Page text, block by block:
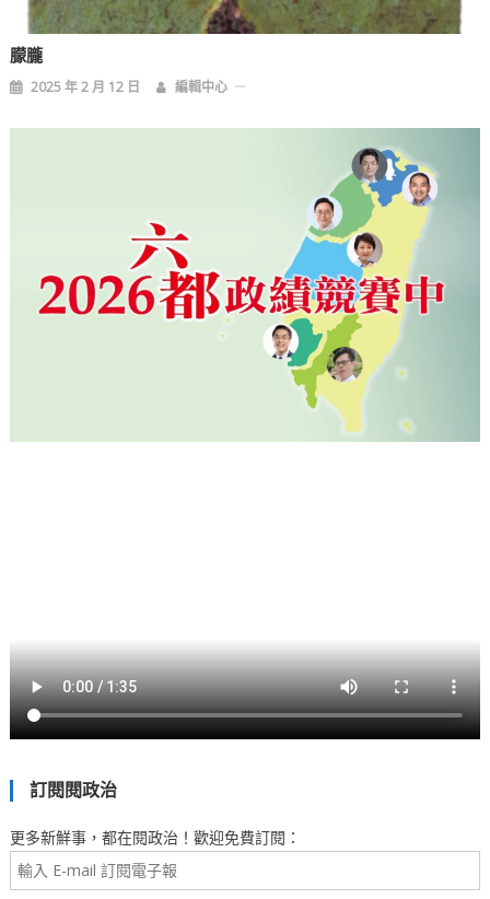
朦朧
2025 年 2 月 12 日 編輯中心
訂閱閱政治
更多新鮮事，都在閱政治！歡迎免費訂閱：